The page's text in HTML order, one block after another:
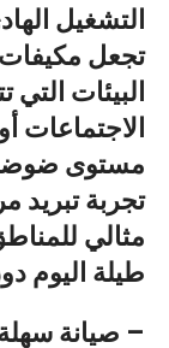
التشغيل
تجعل
البيئات
الاجتماعات
مستوى
تجربة تبريد
طيلة اليوم
صيانة سهلة وأداء طويل الأمد –